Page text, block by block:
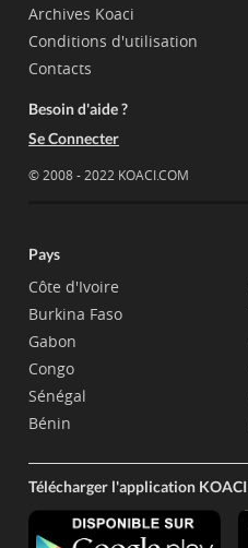
Archives Koaci
Conditions d'utilisation
Contacts
Besoin d'aide ?
Se Connecter
© 2008 - 2022 KOACI.COM
Pays
Côte d'Ivoire
Burkina Faso
Gabon
Congo
Sénégal
Bénin
Télécharger l'application KOACI